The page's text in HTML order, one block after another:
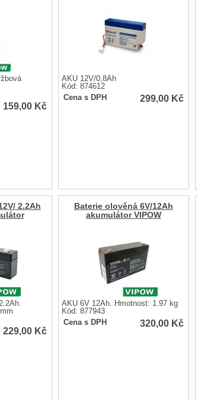
159,00 Kč
AKU 12V/0,8Ah
Kód: 874612
Cena s DPH
299,00 Kč
2.2Ah
229,00 Kč
Baterie olověná 6V/12Ah
akumulátor VIPOW
AKU 6V 12Ah. Hmotnost: 1.97 kg
Kód: 877943
Cena s DPH
320,00 Kč